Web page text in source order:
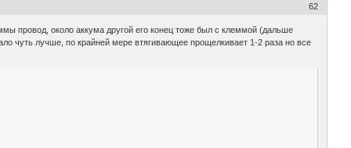
62
провод, около аккума другой его конец тоже был с клеммой (дальше
чуть лучше, по крайней мере втягивающее прощелкивает 1-2 раза но все